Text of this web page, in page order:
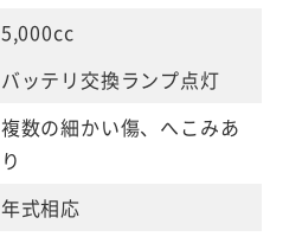
5,000cc
バッテリ交換ランプ点灯
複数の細かい傷、へこみあ
り
年式相応